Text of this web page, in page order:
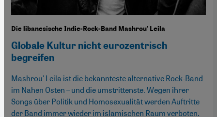
Die libanesische Indie-Rock-Band Mashrou' Leila
Globale Kultur nicht eurozentrisch
begreifen
Mashrou' Leila ist die bekannteste alternative Rock-Band
im Nahen Osten – und die umstrittenste. Wegen ihrer
Songs über Politik und Homosexualität werden Auftritte
der Band immer wieder im islamischen Raum verboten.